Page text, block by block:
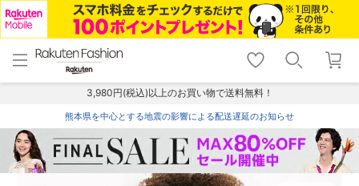
menu home
トップ
shopping_cart lock_outline
ログイン
3,980円(税込)以上のお買い物で送料無料！
熊本県を中心とする地震の影響による配送遅延のお知らせ